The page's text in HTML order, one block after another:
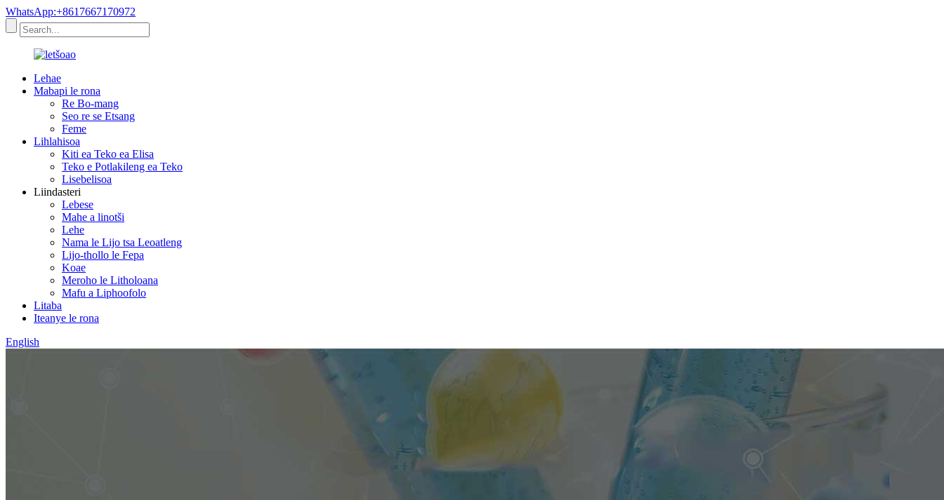
WhatsApp:+8617667170972
Lehae
Mabapi le rona
Re Bo-mang
Seo re se Etsang
Feme
Lihlahisoa
Kiti ea Teko ea Elisa
Teko e Potlakileng ea Teko
Lisebelisoa
Liindasteri
Lebese
Mahe a linotši
Lehe
Nama le Lijo tsa Leoatleng
Lijo-thollo le Fepa
Koae
Meroho le Litholoana
Mafu a Liphoofolo
Litaba
Iteanye le rona
English